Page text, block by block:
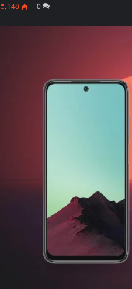
0 5٬148